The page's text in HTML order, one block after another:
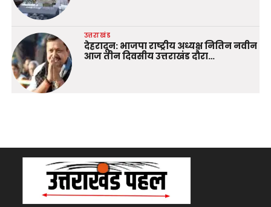
उत्तराखंड
देहरादून: भाजपा राष्ट्रीय अध्यक्ष नितिन नवीन
आज तीन दिवसीय उत्तराखंड दौरा…